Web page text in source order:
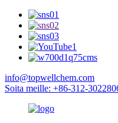
info@topwellchem.com
Soita meille: +86-312-